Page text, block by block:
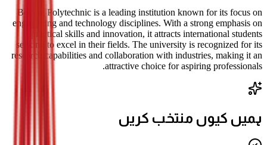
Beijing Polytechnic is a leading institution known for its focus on
engineering and technology disciplines. With a strong emphasis on
practical skills and innovation, it attracts international students
seeking to excel in their fields. The university is recognized for its
research capabilities and collaboration with industries, making it an
attractive choice for aspiring professionals.
ہمیں کیوں منتخب کریں